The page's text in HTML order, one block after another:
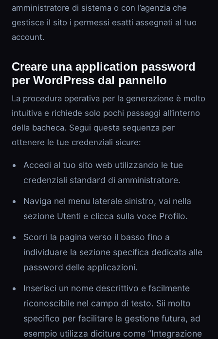
amministratore di sistema o con l’agenzia che
gestisce il sito i permessi esatti assegnati al tuo
account.
Creare una application password
per WordPress dal pannello
La procedura operativa per la generazione è molto
intuitiva e richiede solo pochi passaggi all’interno
della bacheca. Segui questa sequenza per
ottenere le tue credenziali sicure:
Accedi al tuo sito web utilizzando le tue
credenziali standard di amministratore.
Naviga nel menu laterale sinistro, vai nella
sezione Utenti e clicca sulla voce Profilo.
Scorri la pagina verso il basso fino a
individuare la sezione specifica dedicata alle
password delle applicazioni.
Inserisci un nome descrittivo e facilmente
riconoscibile nel campo di testo. Sii molto
specifico per facilitare la gestione futura, ad
esempio utilizza diciture come “Integrazione